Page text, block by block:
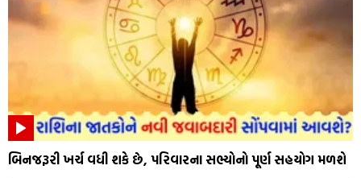
બિનજરૂરી ખર્ચ વધી શકે છે, પરિવારના સભ્યોનો પૂર્ણ સહયોગ મળશે